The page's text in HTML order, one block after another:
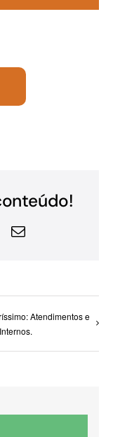
E-
Atendimentos e